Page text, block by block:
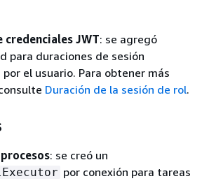
credenciales JWT: se agregó
para duraciones de sesión
el usuario. Para obtener más
Duración de la sesión de rol.
: se creó un
por conexión para tareas